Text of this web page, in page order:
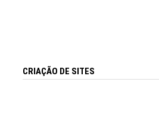
CRIAÇÃO DE SITES